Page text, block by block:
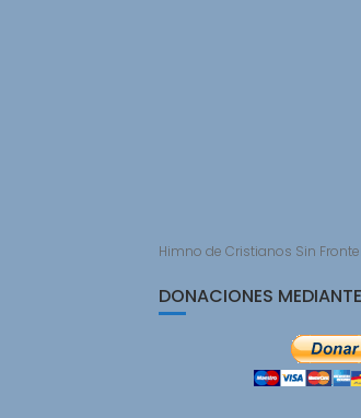
Himno de Cristianos Sin
DONACIONES